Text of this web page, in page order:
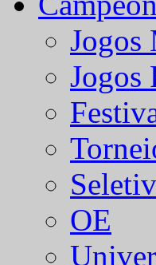
Jogos
Jogos
OE